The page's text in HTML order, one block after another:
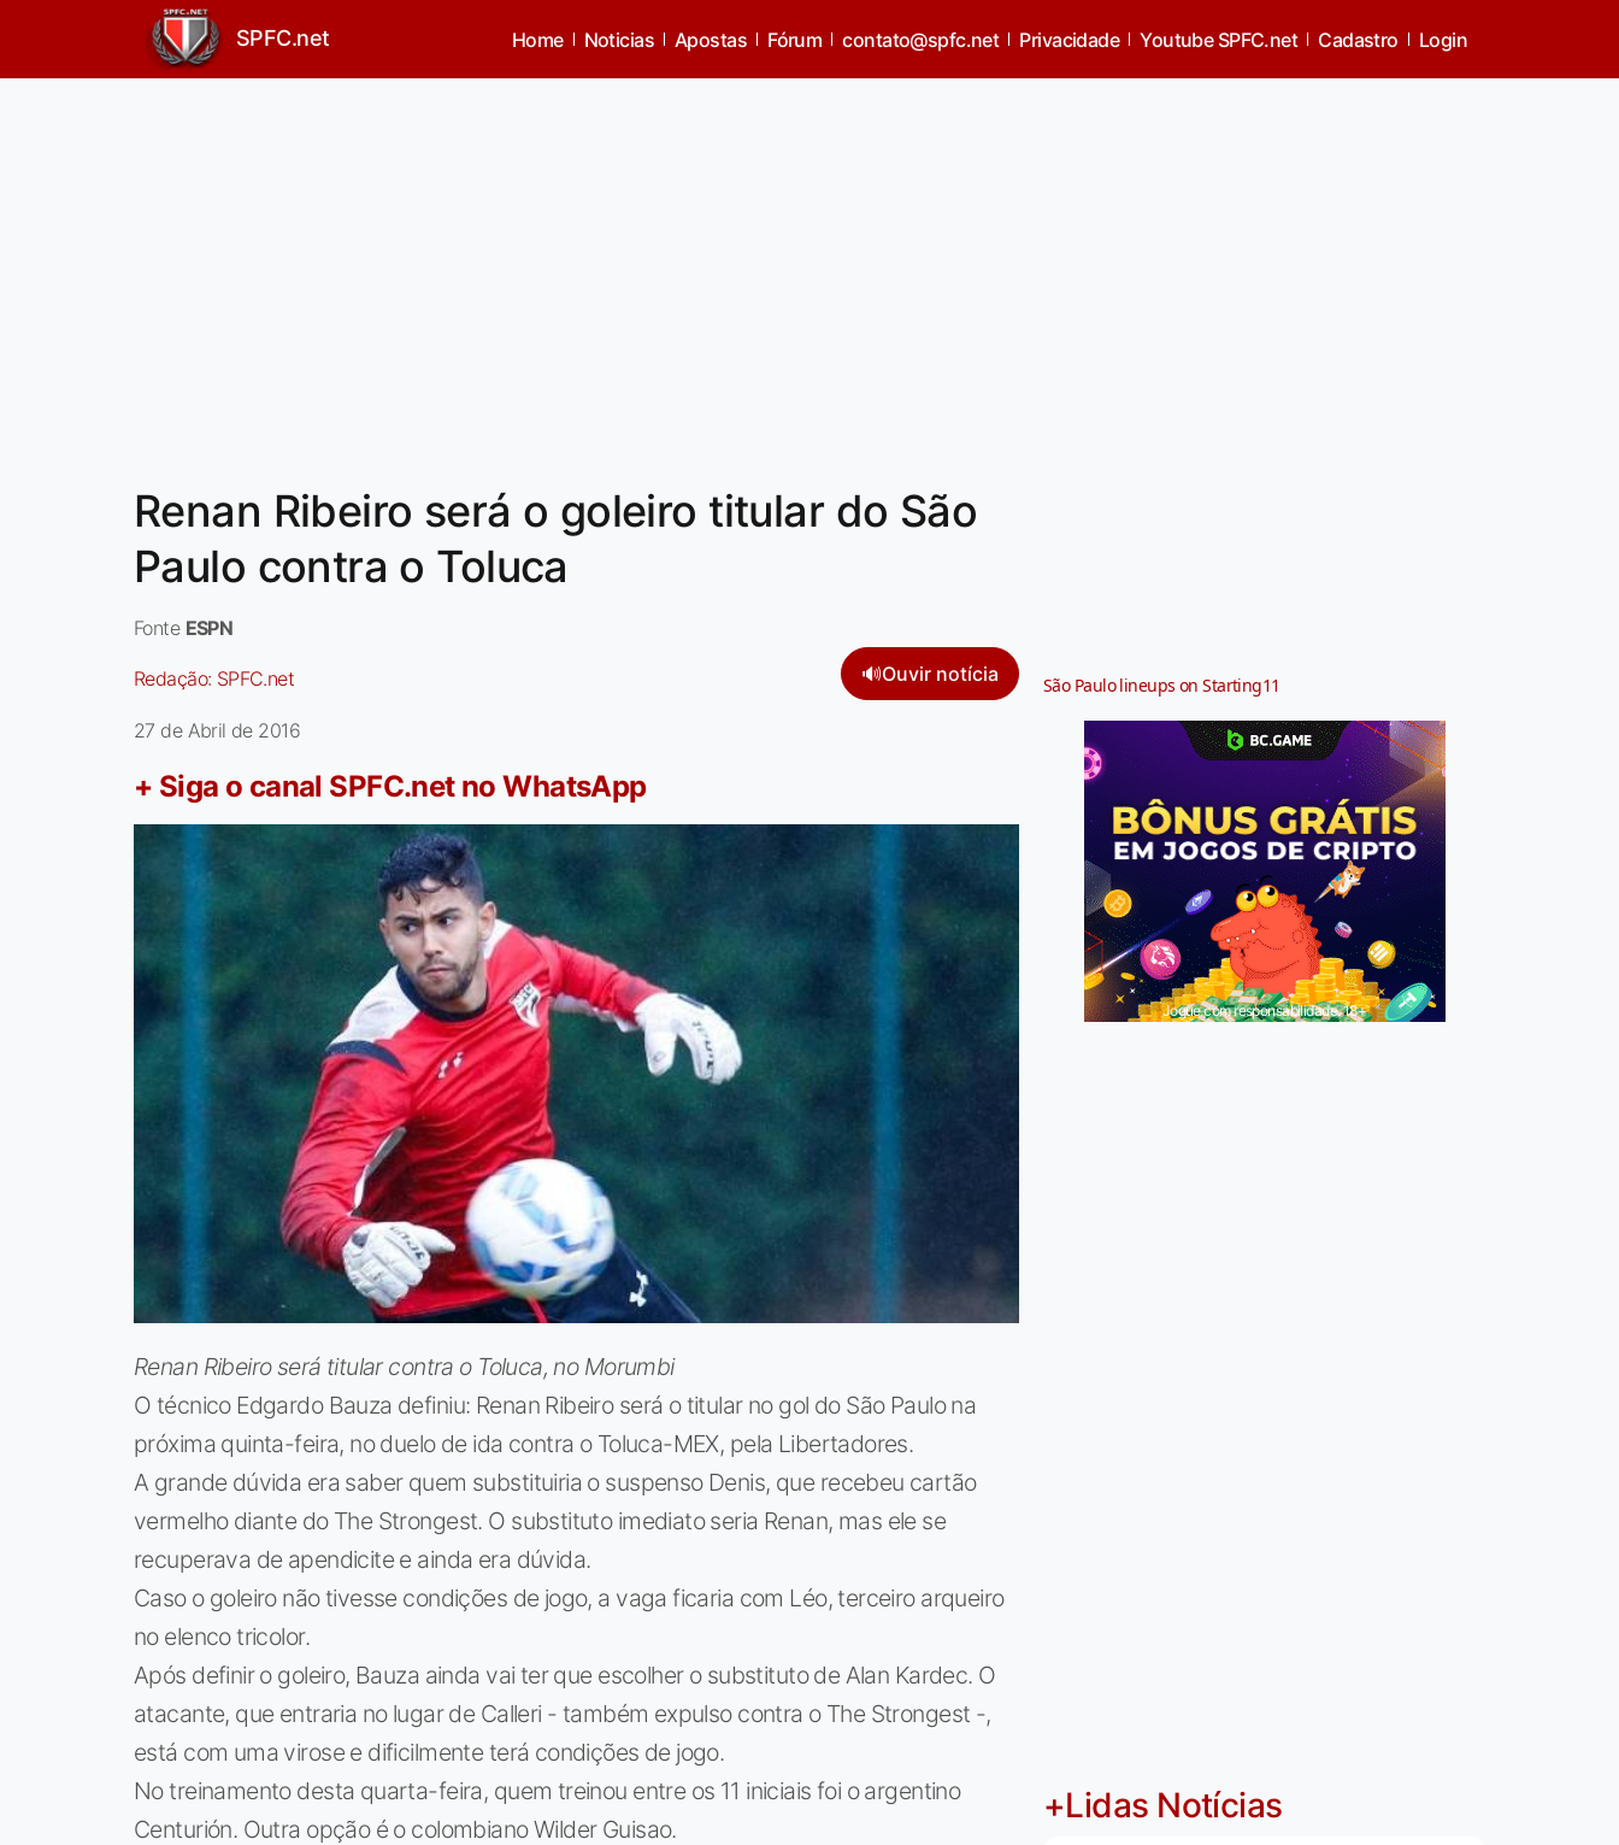
SPFC.net Home Noticias Apostas Fórum contato@spfc.net Privacidade Youtube SPFC.net Cadastro Login
Renan Ribeiro será o goleiro titular do São
Paulo contra o Toluca
Fonte ESPN
Redação: SPFC.net 🔊Ouvir notícia
27 de Abril de 2016
+ Siga o canal SPFC.net no WhatsApp
Renan Ribeiro será titular contra o Toluca, no Morumbi
O técnico Edgardo Bauza definiu: Renan Ribeiro será o titular no gol do São Paulo na
próxima quinta-feira, no duelo de ida contra o Toluca-MEX, pela Libertadores.
A grande dúvida era saber quem substituiria o suspenso Denis, que recebeu cartão
vermelho diante do The Strongest. O substituto imediato seria Renan, mas ele se
recuperava de apendicite e ainda era dúvida.
Caso o goleiro não tivesse condições de jogo, a vaga ficaria com Léo, terceiro arqueiro
no elenco tricolor.
Após definir o goleiro, Bauza ainda vai ter que escolher o substituto de Alan Kardec. O
atacante, que entraria no lugar de Calleri - também expulso contra o The Strongest -,
está com uma virose e dificilmente terá condições de jogo.
No treinamento desta quarta-feira, quem treinou entre os 11 iniciais foi o argentino
Centurión. Outra opção é o colombiano Wilder Guisao.
São Paulo lineups on Starting11
Jogue com responsabilidade. 18+
+Lidas Notícias